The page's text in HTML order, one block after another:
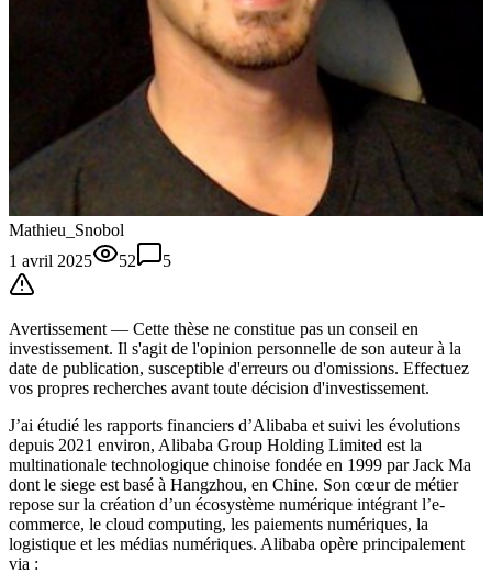
Mathieu_Snobol
1 avril 2025
52 5
Avertissement — Cette thèse ne constitue pas un conseil en
investissement. Il s'agit de l'opinion personnelle de son auteur à la
date de publication, susceptible d'erreurs ou d'omissions. Effectuez
vos propres recherches avant toute décision d'investissement.
J’ai étudié les rapports financiers d’Alibaba et suivi les évolutions
depuis 2021 environ, Alibaba Group Holding Limited est la
multinationale technologique chinoise fondée en 1999 par Jack Ma
dont le siege est basé à Hangzhou, en Chine. Son cœur de métier
repose sur la création d’un écosystème numérique intégrant l’e-
commerce, le cloud computing, les paiements numériques, la
logistique et les médias numériques. Alibaba opère principalement
via :